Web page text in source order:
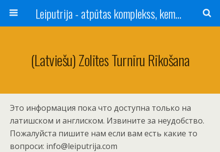
Leiputrija - atpūtas komplekss, kempings, viesu nams pie Rīgas / Camping, caravan site, bed and breakfast near Riga / Camping, caravanas, bungalows Letonia / Campingplatz, Caravanpark, Zimmer in Lettland / Kемпинг и гостевой дом к Риги
(Latviešu) Zolītes Turnīru Rīkošana
Это информация пока что доступна только на
латишском и англиском. Извините за неудобство.
Пожалуйста пишите нам если вам есть какие то
вопроси: info@leiputrija.com